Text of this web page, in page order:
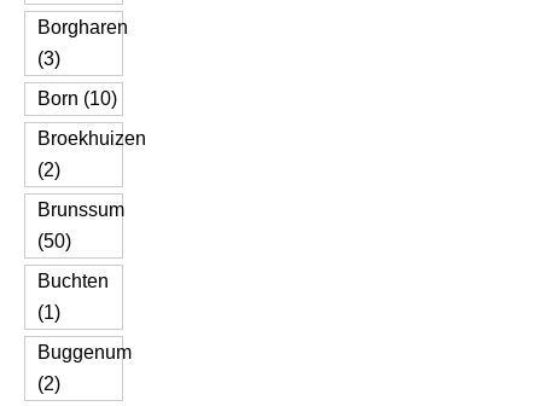
Borgharen
(3)
Born (10)
Broekhuizen
(2)
Brunssum
(50)
Buchten
(1)
Buggenum
(2)